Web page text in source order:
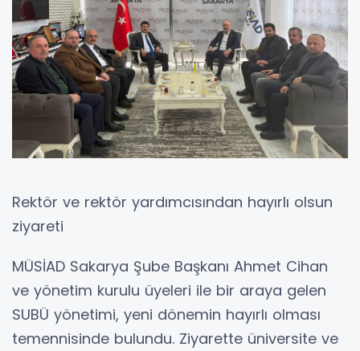
Rektör ve rektör yardımcısından hayırlı olsun
ziyareti
MÜSİAD Sakarya Şube Başkanı Ahmet Cihan
ve yönetim kurulu üyeleri ile bir araya gelen
SUBÜ yönetimi, yeni dönemin hayırlı olması
temennisinde bulundu. Ziyarette üniversite ve